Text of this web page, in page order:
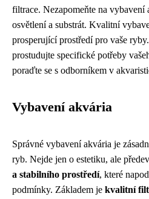
filtrace. Nezapomeňte na
osvětlení a substrát. Kvalitní
prosperující prostředí pro vaše
prostudujte specifické potřeby
poraďte se s odborníkem v
Vybavení akvária
Správné vybavení akvária je
ryb. Nejde jen o estetiku, ale
a stabilního prostředí, které
podmínky. Základem je kvalitní